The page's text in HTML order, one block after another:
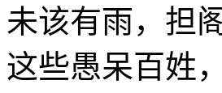
未该有雨，担
这些愚呆百姓